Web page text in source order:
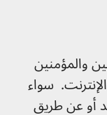
والمؤمنين
سواء
أو عن طريق